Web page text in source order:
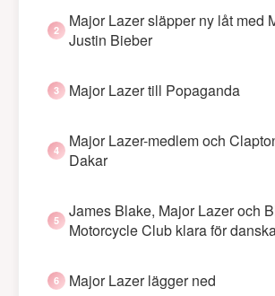
Major Lazer släpper ny låt med
Justin Bieber
Major Lazer till Popaganda
Major Lazer-medlem och
Dakar
James Blake, Major Lazer och
Motorcycle Club klara för
Major Lazer lägger ned